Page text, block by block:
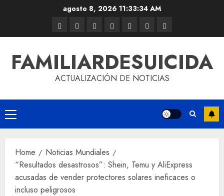
agosto 8, 2026 11:33:35 AM
FAMILIARDESUICIDA
ACTUALIZACIÓN DE NOTICIAS
Home
Noticias Mundiales
“Resultados desastrosos”: Shein, Temu y AliExpress
acusadas de vender protectores solares ineficaces o
incluso peligrosos